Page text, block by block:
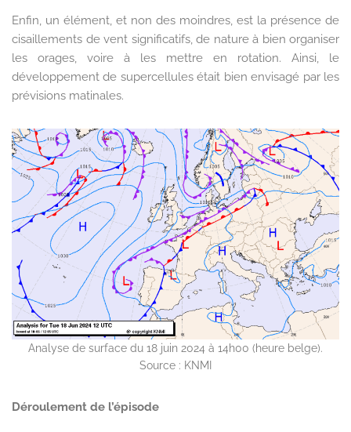
Enfin, un élément, et non des moindres, est la présence de
cisaillements de vent significatifs, de nature à bien organiser
les orages, voire à les mettre en rotation. Ainsi, le
développement de supercellules était bien envisagé par les
prévisions matinales.
Analyse de surface du 18 juin 2024 à 14h00 (heure belge).
Source : KNMI
Déroulement de l’épisode